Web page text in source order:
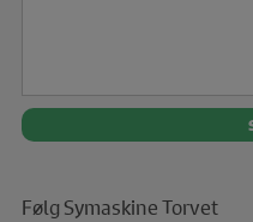
Følg Symaskine Torvet